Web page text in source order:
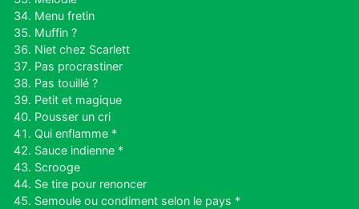
Menu fretin
Muffin ?
Niet chez Scarlett
Pas procrastiner
Pas touillé ?
Petit et magique
Pousser un cri
Qui enflamme *
Sauce indienne *
Scrooge
Se tire pour renoncer
Semoule ou condiment selon le pays *